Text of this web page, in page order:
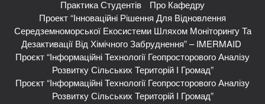
Практика Студентів
Про Кафедру
Проект “Інноваційні Рішення Для Відновлення
Середземноморської Екосистеми Шляхом Моніторингу Та
Дезактивації Від Хімічного Забруднення” – IMERMAID
Проєкт “Інформаційні Технології Геопросторового Аналізу
Розвитку Сільських Територій І Громад”
Проєкт “Інформаційні Технології Геопросторового Аналізу
Розвитку Сільських Територій І Громад”